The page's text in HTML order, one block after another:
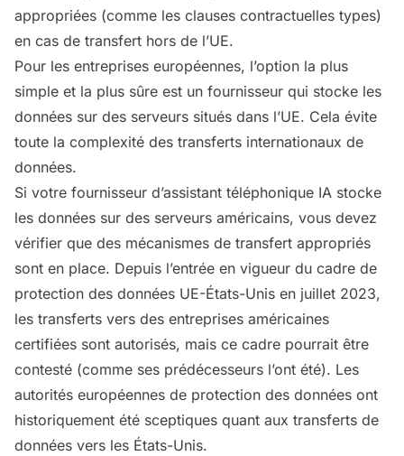
appropriées (comme les clauses contractuelles types)
en cas de transfert hors de l’UE.
Pour les entreprises européennes, l’option la plus
simple et la plus sûre est un fournisseur qui stocke les
données sur des serveurs situés dans l’UE. Cela évite
toute la complexité des transferts internationaux de
données.
Si votre fournisseur d’assistant téléphonique IA stocke
les données sur des serveurs américains, vous devez
vérifier que des mécanismes de transfert appropriés
sont en place. Depuis l’entrée en vigueur du cadre de
protection des données UE-États-Unis en juillet 2023,
les transferts vers des entreprises américaines
certifiées sont autorisés, mais ce cadre pourrait être
contesté (comme ses prédécesseurs l’ont été). Les
autorités européennes de protection des données ont
historiquement été sceptiques quant aux transferts de
données vers les États-Unis.